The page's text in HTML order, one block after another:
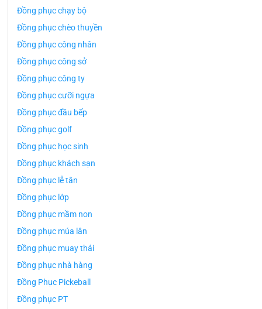
Đồng phục chạy bộ
Đồng phục chèo thuyền
Đồng phục công nhân
Đồng phục công sở
Đồng phục công ty
Đồng phục cưỡi ngựa
Đồng phục đầu bếp
Đồng phục golf
Đồng phục học sinh
Đồng phục khách sạn
Đồng phục lễ tân
Đồng phục lớp
Đồng phục mầm non
Đồng phục múa lân
Đồng phục muay thái
Đồng phục nhà hàng
Đồng Phục Pickeball
Đồng phục PT